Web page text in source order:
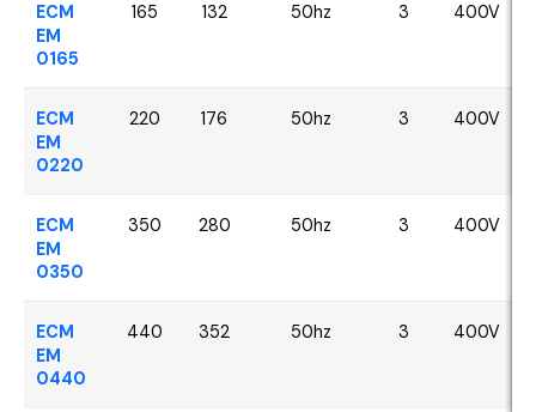
ECM
EM
0165
165 132 50hz 3 400V
ECM
EM
0220
220 176 50hz 3 400V
ECM
EM
0350
350 280 50hz 3 400V
ECM
EM
0440
440 352 50hz 3 400V